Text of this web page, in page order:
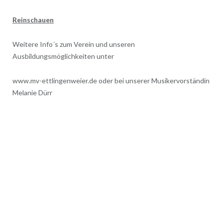
Reinschauen
Weitere Info´s zum Verein und unseren
Ausbildungsmöglichkeiten unter
www.mv-ettlingenweier.de oder bei unserer Musikervorständin
Melanie Dürr